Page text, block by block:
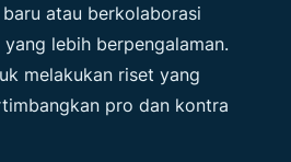
atau berkolaborasi
lebih berpengalaman.
melakukan riset yang
pro dan kontra